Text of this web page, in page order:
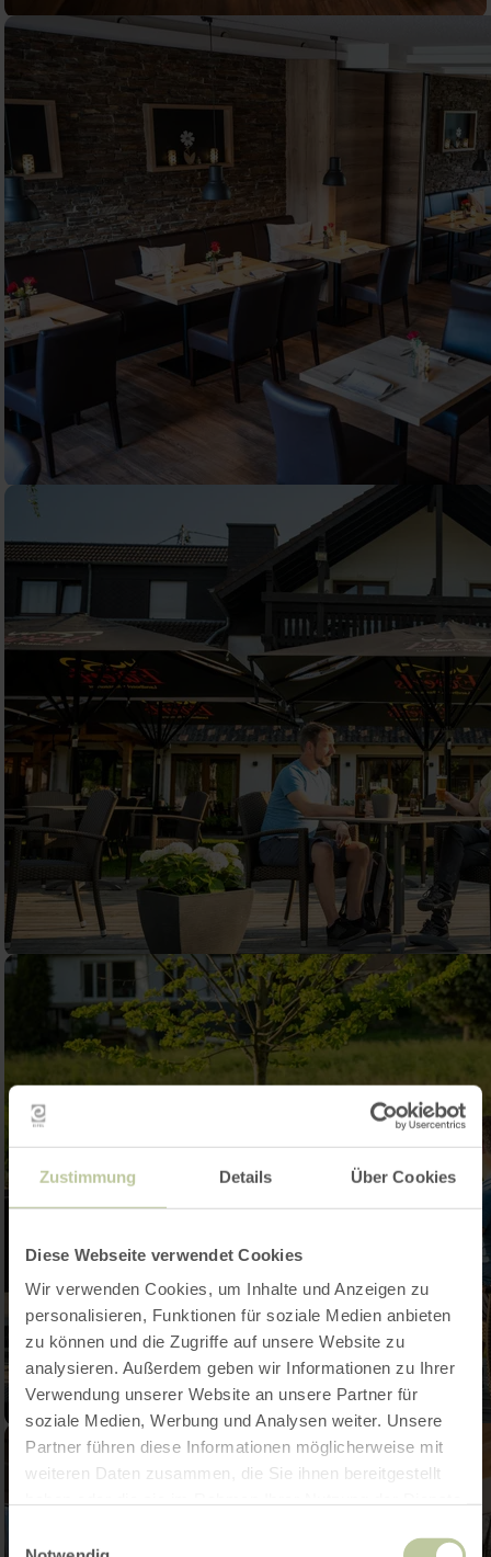
Zustimmung Details Über Cookies
Diese Webseite verwendet Cookies
Wir verwenden Cookies, um Inhalte und Anzeigen zu
personalisieren, Funktionen für soziale Medien anbieten
zu können und die Zugriffe auf unsere Website zu
analysieren. Außerdem geben wir Informationen zu Ihrer
Verwendung unserer Website an unsere Partner für
soziale Medien, Werbung und Analysen weiter. Unsere
Partner führen diese Informationen möglicherweise mit
weiteren Daten zusammen, die Sie ihnen bereitgestellt